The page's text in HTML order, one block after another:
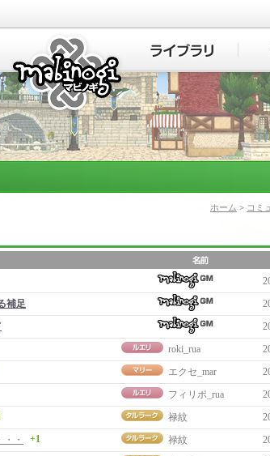
マビノギ
ホーム > コミ
補足
roki_rua
エクセ_mar
フィリポ_rua
禄紋
・
+1 禄紋